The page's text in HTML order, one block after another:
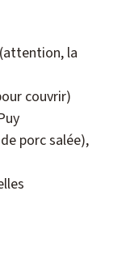
la
couvrir)
porc salée),